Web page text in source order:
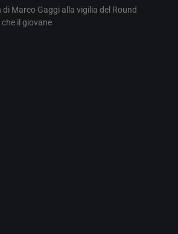
di Marco Gaggi alla vigilia del Round
il giovane